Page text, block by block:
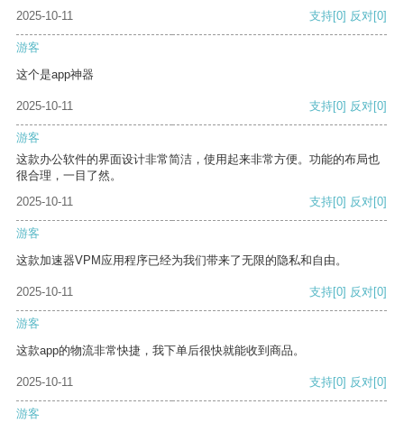
2025-10-11 支持[0] 反对[0]
游客
这个是app神器
2025-10-11 支持[0] 反对[0]
游客
这款办公软件的界面设计非常简洁，使用起来非常方便。功能的布局也
很合理，一目了然。
2025-10-11
支持[0] 反对[0]
游客
这款加速器VPM应用程序已经为我们带来了无限的隐私和自由。
2025-10-11 支持[0] 反对[0]
游客
这款app的物流非常快捷，我下单后很快就能收到商品。
2025-10-11 支持[0] 反对[0]
游客